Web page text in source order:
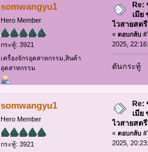
somwangyu1
Hero Member
กระทู้: 3921
เครื่องจักรอุตสาหกรรม,สินค้า
อุตสาหกรรม
Re:
เมีย
ไวสายสต
«ตอบกลับ
2025,
ดันกระทู้
somwangyu1
Hero Member
กระทู้: 3921
Re:
เมีย
ไวสายสต
«ตอบกลับ
2025,